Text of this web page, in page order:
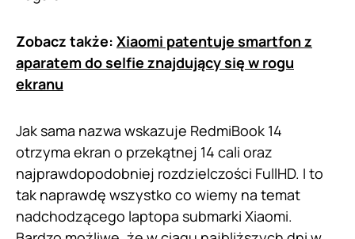
Zobacz także: Xiaomi patentuje smartfon z
aparatem do selfie znajdujący się w rogu
ekranu
Jak sama nazwa wskazuje RedmiBook 14
otrzyma ekran o przekątnej 14 cali oraz
najprawdopodobniej rozdzielczości FullHD. I to
tak naprawdę wszystko co wiemy na temat
nadchodzącego laptopa submarki Xiaomi.